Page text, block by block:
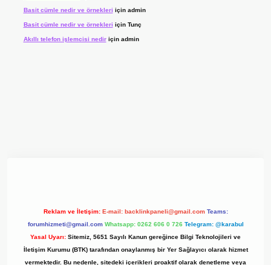
Basit cümle nedir ve örnekleri için admin
Basit cümle nedir ve örnekleri için Tunç
Akıllı telefon işlemcisi nediriçin admin
Reklam ve İletişim: E-mail: backlinkpaneli@gmail.com Teams:
forumhizmeti@gmail.com Whatsapp: 0262 606 0 726 Telegram: @karabul
Yasal Uyarı: Sitemiz, 5651 Sayılı Kanun gereğince Bilgi Teknolojileri ve
İletişim Kurumu (BTK) tarafından onaylanmış bir Yer Sağlayıcı olarak hizmet
vermektedir. Bu nedenle, sitedeki içerikleri proaktif olarak denetleme veya